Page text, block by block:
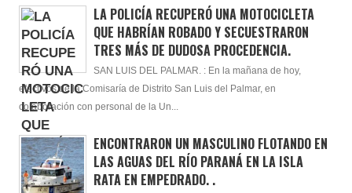
LA POLICÍA RECUPERÓ UNA MOTOCICLETA
QUE HABRÍAN ROBADO Y SECUESTRARON
TRES MÁS DE DUDOSA PROCEDENCIA.
SAN LUIS DEL PALMAR. : En la mañana de hoy,
efectivos de la Comisaría de Distrito San Luis del Palmar, en
colaboración con personal de la Un...
ENCONTRARON UN MASCULINO FLOTANDO EN
LAS AGUAS DEL RÍO PARANÁ EN LA ISLA
RATA EN EMPEDRADO. .